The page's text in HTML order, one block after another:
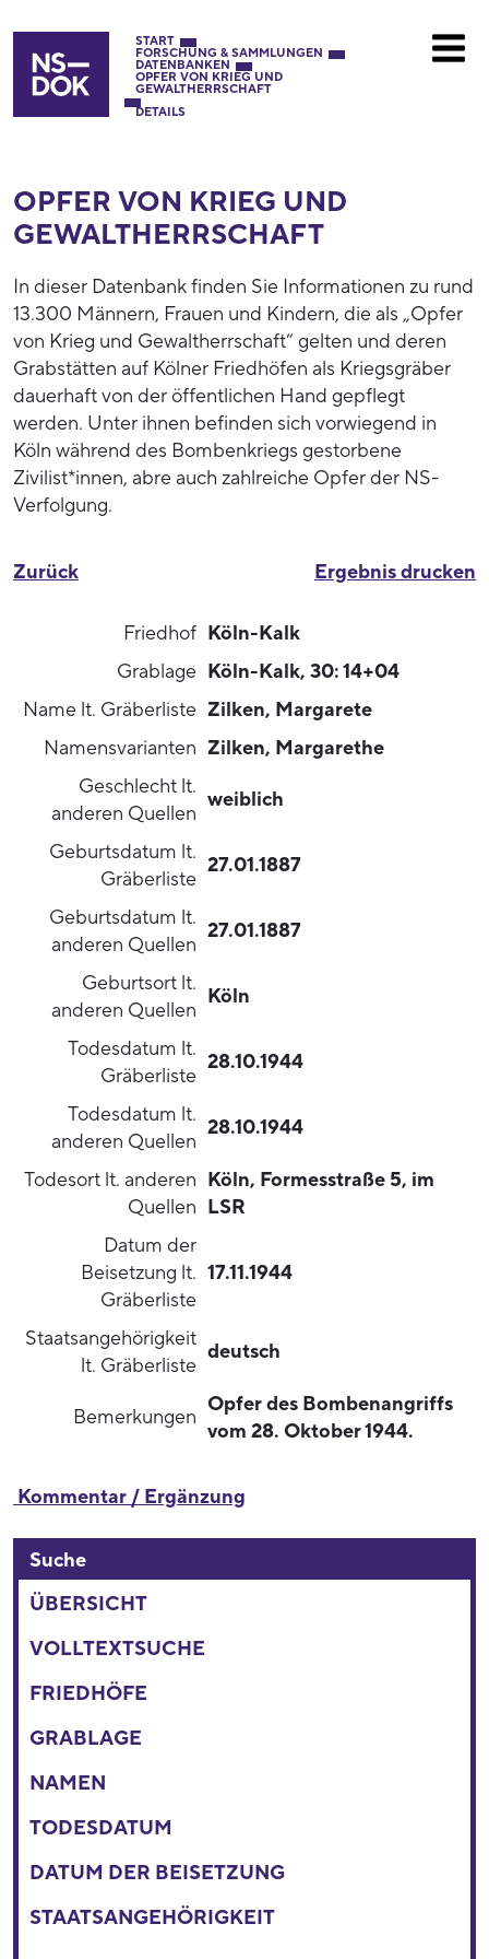
START
FORSCHUNG & SAMMLUNGEN
DATENBANKEN
OPFER VON KRIEG UND
GEWALTHERRSCHAFT
DETAILS
OPFER VON KRIEG UND
GEWALTHERRSCHAFT
In dieser Datenbank finden Sie Informationen zu rund
13.300 Männern, Frauen und Kindern, die als „Opfer
von Krieg und Gewaltherrschaft“ gelten und deren
Grabstätten auf Kölner Friedhöfen als Kriegsgräber
dauerhaft von der öffentlichen Hand gepflegt
werden. Unter ihnen befinden sich vorwiegend in
Köln während des Bombenkriegs gestorbene
Zivilist*innen, abre auch zahlreiche Opfer der NS-
Verfolgung.
Ergebnis drucken
Zurück
Friedhof Köln-Kalk
Grablage Köln-Kalk, 30: 14+04
Name lt. Gräberliste Zilken, Margarete
Namensvarianten Zilken, Margarethe
Geschlecht lt.
anderen Quellen
weiblich
Geburtsdatum lt.
Gräberliste
27.01.1887
Geburtsdatum lt.
anderen Quellen
27.01.1887
Geburtsort lt.
anderen Quellen
Köln
Todesdatum lt.
Gräberliste
28.10.1944
Todesdatum lt.
anderen Quellen
28.10.1944
Todesort lt. anderen
Quellen
Köln, Formesstraße 5, im
LSR
Datum der
Beisetzung lt.
Gräberliste
17.11.1944
Staatsangehörigkeit
lt. Gräberliste
deutsch
Bemerkungen
Opfer des Bombenangriffs
vom 28. Oktober 1944.
Kommentar / Ergänzung
Suche
ÜBERSICHT
VOLLTEXTSUCHE
FRIEDHÖFE
GRABLAGE
NAMEN
TODESDATUM
DATUM DER BEISETZUNG
STAATSANGEHÖRIGKEIT